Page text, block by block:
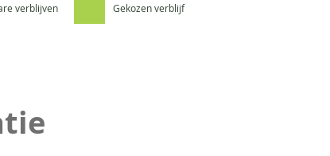
verblijven Gekozen verblijf